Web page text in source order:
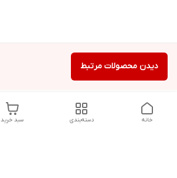
دیدن محصولات مرتبط
سبد خرید دسته‌بندی خانه